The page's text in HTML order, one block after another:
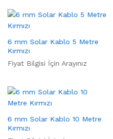
6 mm Solar Kablo 5 Metre
Kırmızı
Fiyat Bilgisi İçin Arayınız
6 mm Solar Kablo 10 Metre
Kırmızı